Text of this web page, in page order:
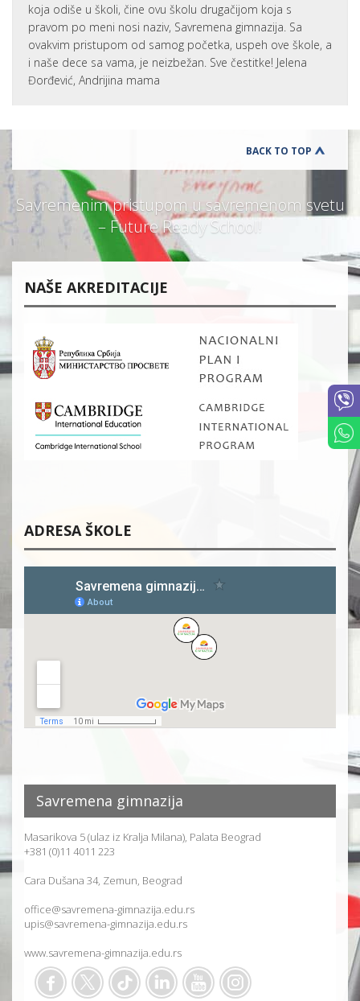
koja odiše u školi, čine ovu školu drugačijom koja s
pravom po meni nosi naziv, Savremena gimnazija. Sa
ovakvim pristupom od samog početka, uspeh ove škole, a
i naše dece sa vama, je neizbežan. Sve čestitke! Jelena
Đorđević, Andrijina mama
BACK TO TOP
Savremenim pristupom u savremenom svetu
– Future Ready School!
NAŠE AKREDITACIJE
ADRESA ŠKOLE
Savremena gimnazija
Masarikova 5 (ulaz iz Kralja Milana), Palata Beograd
+381 (0)11 4011 223
Cara Dušana 34, Zemun, Beograd
office@savremena-gimnazija.edu.rs
upis@savremena-gimnazija.edu.rs
www.savremena-gimnazija.edu.rs